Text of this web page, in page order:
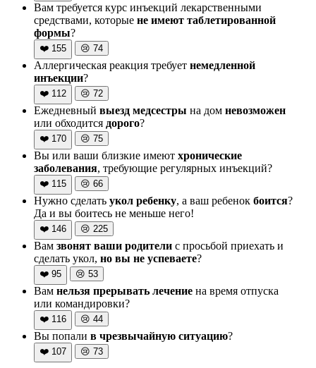
Вам требуется курс инъекций лекарственными
средствами, которые не имеют таблетированной
формы?
❤️ 155 😢 74
Аллергическая реакция требует немедленной
инъекции?
❤️ 112 😢 72
Ежедневный выезд медсестры на дом невозможен
или обходится дорого?
❤️ 170 😢 75
Вы или ваши близкие имеют хронические
заболевания, требующие регулярных инъекций?
❤️ 115 😢 66
Нужно сделать укол ребенку, а ваш ребенок боится?
Да и вы боитесь не меньше него!
❤️ 146 😢 225
Вам звонят ваши родители с просьбой приехать и
сделать укол, но вы не успеваете?
❤️ 95 😢 53
Вам нельзя прерывать лечение на время отпуска
или командировки?
❤️ 116 😢 44
Вы попали в чрезвычайную ситуацию?
❤️ 107 😢 73